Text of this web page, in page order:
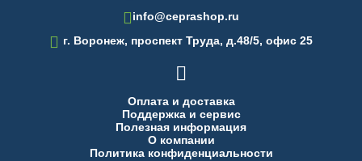
info@ceprashop.ru
 г. Воронеж, проспект Труда, д.48/5, офис 25

Оплата и доставка
Поддержка и сервис
Полезная информация
О компании
Политика конфиденциальности